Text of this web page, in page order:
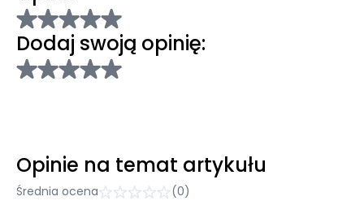
Dodaj swoją opinię:
Opinie na temat artykułu
Średnia ocena (0)